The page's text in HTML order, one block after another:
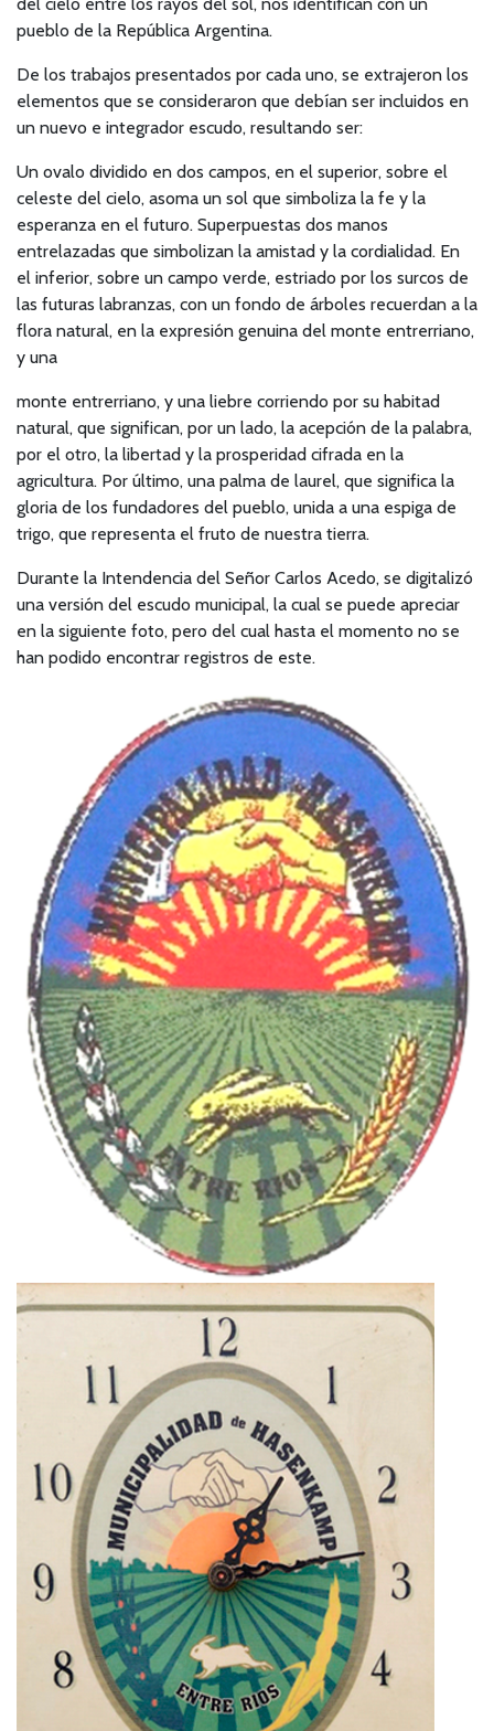
pueblo de la República Argentina.
De los trabajos presentados por cada uno, se extrajeron los
elementos que se consideraron que debían ser incluidos en
un nuevo e integrador escudo, resultando ser:
Un ovalo dividido en dos campos, en el superior, sobre el
celeste del cielo, asoma un sol que simboliza la fe y la
esperanza en el futuro. Superpuestas dos manos
entrelazadas que simbolizan la amistad y la cordialidad. En
el inferior, sobre un campo verde, estriado por los surcos de
las futuras labranzas, con un fondo de árboles recuerdan a la
flora natural, en la expresión genuina del monte entrerriano,
y una
monte entrerriano, y una liebre corriendo por su habitad
natural, que significan, por un lado, la acepción de la palabra,
por el otro, la libertad y la prosperidad cifrada en la
agricultura. Por último, una palma de laurel, que significa la
gloria de los fundadores del pueblo, unida a una espiga de
trigo, que representa el fruto de nuestra tierra.
Durante la Intendencia del Señor Carlos Acedo, se digitalizó
una versión del escudo municipal, la cual se puede apreciar
en la siguiente foto, pero del cual hasta el momento no se
han podido encontrar registros de este.